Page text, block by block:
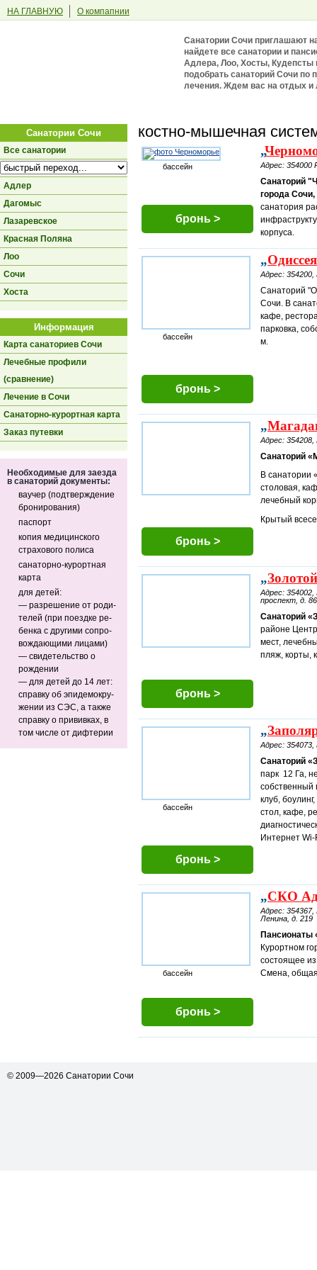
НА ГЛАВНУЮ О компапнии
Санатории Сочи приглашают
найдете все санатории и
Адлера, Лоо, Хосты, Кудепсты
подобрать санаторий Сочи
лечения. Ждем вас на отдых и
костно-мышечная
бассейн
бронь >
„
Адрес: 354000
Санаторий
города Сочи,
санатория
корпуса.
бассейн
бронь >
„Одиссея
Адрес: 354200,
Санаторий
Сочи. В
кафе,
парковка,
м.
бронь >
„
Адрес:
Санаторий
В санатории
столовая,
лечебный
Крытый
бронь >
„
Адрес: 354002,
проспект, д.
Санаторий
районе
мест,
пляж, корты,
бассейн
бронь >
„
Адрес: 354073,
Санаторий
парк 12 Га,
собственный
клуб,
стол, кафе,
Интернет
бассейн
бронь >
„СКО
Адрес: 354367,
Ленина, д. 219
Пансионаты
Курортном
состоящее
Смена, общая
Санатории Сочи
Все санатории
Адлер
Дагомыс
Лазаревское
Красная Поляна
Лоо
Сочи
Хоста
Информация
Карта санаториев Сочи
Лечебные профили
(сравнение)
Лечение в Сочи
Санаторно-курортная карта
Заказ путевки
Не­об­хо­ди­мые для за­ез­да
в са­на­то­рий до­ку­мен­ты:
ваучер (под­твер­жде­ние
бро­ни­ро­ва­ния)
паспорт
ко­пия ме­ди­цин­ско­го
стра­хо­во­го по­ли­са
санаторно-курортная
карта
для детей:
— раз­ре­ше­ние от ро­ди­
те­лей (при по­езд­ке ре­
бен­ка с дру­ги­ми со­про­
вож­да­ю­щи­ми ли­ца­ми)
— свидетельство о
рождении
— для де­тей до 14 лет:
справ­ку об эпи­де­мо­кру­
же­нии из СЭС, а так­же
справ­ку о при­вив­ках, в
том чис­ле от диф­те­рии
© 2009—2026 Санатории Сочи